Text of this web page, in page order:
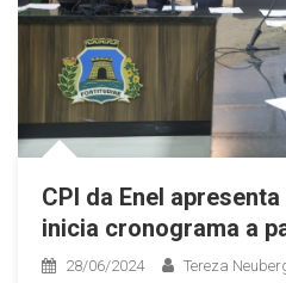
CPI da Enel
inicia cronograma a
28/06/2024 Tereza